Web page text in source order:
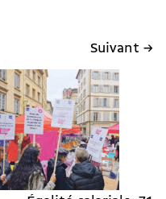
Suivant →